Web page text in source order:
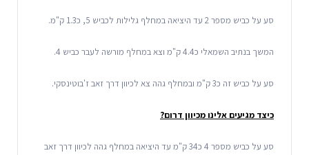
סע על כביש מספר 2 עד היציאה במחלף גלילות לכביש 5, כ1.3 ק"מ.
המשך בנתיב השמאלי כ4.4 ק"מ וצא במחלף מורשה לעבר כביש 4.
סע על כביש זה כ3 ק"מ ובמחלף גהה צא לכיוון דרך זאב ז'בוטינסקי.
כיצד מגיעים אלינו מכיוון דרום?
סע על כביש מספר 4 כ34 ק"מ עד היציאה במחלף גהה לכיוון דרך זאב